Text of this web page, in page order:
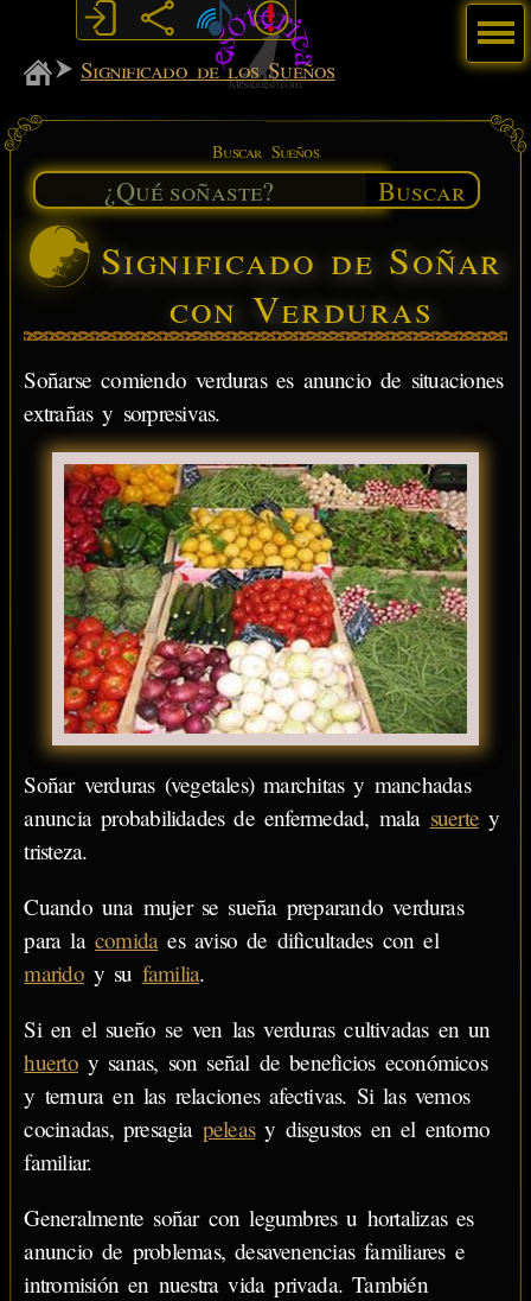
MiSabueso
Significado de los Sueños
Buscar Sueños
Buscar
Significado de Soñar
con Verduras
Soñarse comiendo verduras es anuncio de situaciones
extrañas y sorpresivas.
Soñar verduras (vegetales) marchitas y manchadas
anuncia probabilidades de enfermedad, mala suerte y
tristeza.
Cuando una mujer se sueña preparando verduras
para la comidaes aviso de dificultades con el
maridoy su familia.
Si en el sueño se ven las verduras cultivadas en un
huertoy sanas, son señal de beneficios económicos
y ternura en las relaciones afectivas. Si las vemos
cocinadas, presagia peleasy disgustos en el entorno
familiar.
Generalmente soñar con legumbres u hortalizas es
anuncio de problemas, desavenencias familiares e
intromisión en nuestra vida privada. También
Menú